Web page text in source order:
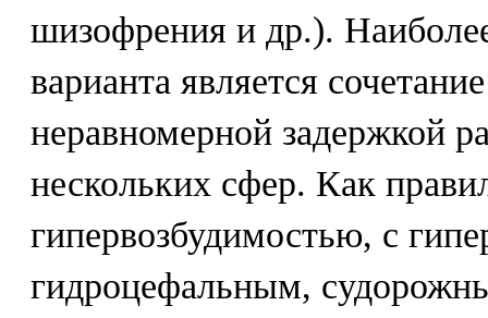
шизофрения и др.).
варианта является
неравномерной задержкой
нескольких сфер. Как
гипервозбудимостью, с
гидроцефальным,